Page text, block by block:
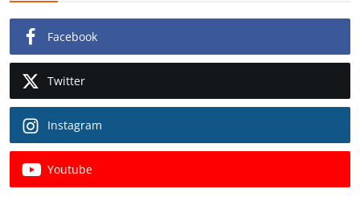
Facebook
Twitter
Instagram
Youtube